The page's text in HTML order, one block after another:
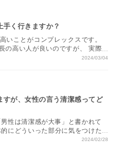
く行きますか？
いことがコンプレックスです。
の高い人が良いのですが、 実際
で 私としてはあまり気にしない
2024/03/04
すが、女性の言う清潔感ってど
性は清潔感が大事」と書かれて
にどういった部分に気をつけた
も洗っていますしニオイには気
2024/02/28